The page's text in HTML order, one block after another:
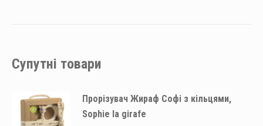
Супутні товари
Прорізувач Жираф Софі з кільцями,
Sophie la girafe